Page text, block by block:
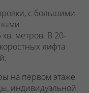
с большими
метров. В 20-
лифта
.
на первом этаже
, индивидуальной